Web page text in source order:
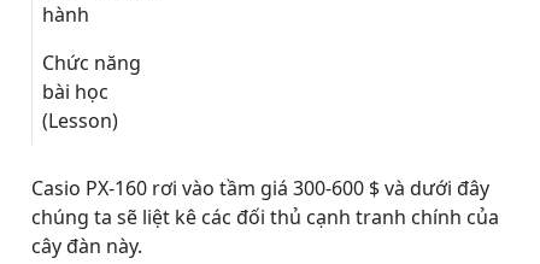
hành
Chức năng
bài học
(Lesson)
Casio PX-160 rơi vào tầm giá 300-600 $ và dưới đây
chúng ta sẽ liệt kê các đối thủ cạnh tranh chính của
cây đàn này.